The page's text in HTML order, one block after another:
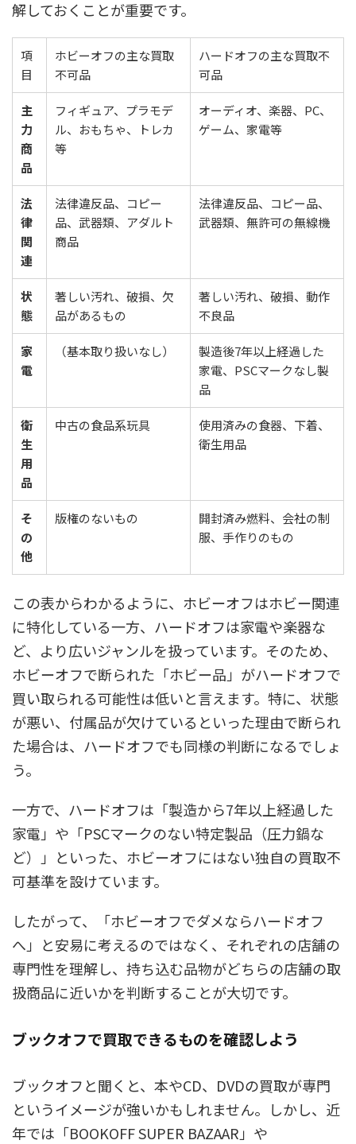
解しておくことが重要です。
項
目
ホビーオフの主な買取
不可品
ハードオフの主な買取不
可品
主
力
商
品
フィギュア、プラモデ
ル、おもちゃ、トレカ
等
オーディオ、楽器、PC、
ゲーム、家電等
法
律
関
連
法律違反品、コピー
品、武器類、アダルト
商品
法律違反品、コピー品、
武器類、無許可の無線機
状
態
著しい汚れ、破損、欠
品があるもの
著しい汚れ、破損、動作
不良品
家
電
（基本取り扱いなし）
製造後7年以上経過した
家電、PSCマークなし製
品
衛
生
用
品
中古の食品系玩具
使用済みの食器、下着、
衛生用品
そ
の
他
版権のないもの
開封済み燃料、会社の制
服、手作りのもの
この表からわかるように、ホビーオフはホビー関連
に特化している一方、ハードオフは家電や楽器な
ど、より広いジャンルを扱っています。そのため、
ホビーオフで断られた「ホビー品」がハードオフで
買い取られる可能性は低いと言えます。特に、状態
が悪い、付属品が欠けているといった理由で断られ
た場合は、ハードオフでも同様の判断になるでしょ
う。
一方で、ハードオフは「製造から7年以上経過した
家電」や「PSCマークのない特定製品（圧力鍋な
ど）」といった、ホビーオフにはない独自の買取不
可基準を設けています。
したがって、「ホビーオフでダメならハードオフ
へ」と安易に考えるのではなく、それぞれの店舗の
専門性を理解し、持ち込む品物がどちらの店舗の取
扱商品に近いかを判断することが大切です。
ブックオフで買取できるものを確認しよう
ブックオフと聞くと、本やCD、DVDの買取が専門
というイメージが強いかもしれません。しかし、近
年では「BOOKOFF SUPER BAZAAR」や